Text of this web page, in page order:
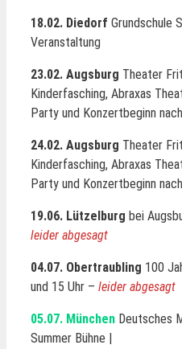
18.02. Diedorf Grundschule
Veranstaltung
23.02. Augsburg Theater
Kinderfasching, Abraxas
Party und Konzertbeginn
24.02. Augsburg Theater
Kinderfasching, Abraxas
Party und Konzertbeginn
19.06. Lützelburg bei
leider abgesagt
04.07. Obertraubling 100
und 15 Uhr – leider abgesagt
05.07. München Deutsches
Summer Bühne |